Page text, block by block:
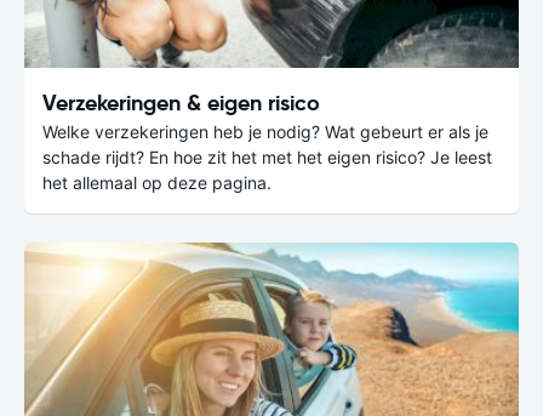
Verzekeringen & eigen risico
Welke verzekeringen heb je nodig? Wat gebeurt er als je
schade rijdt? En hoe zit het met het eigen risico? Je leest
het allemaal op deze pagina.